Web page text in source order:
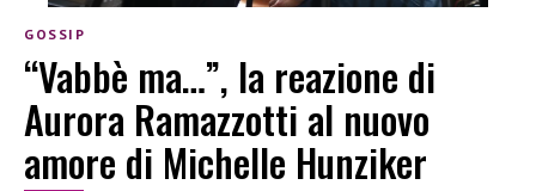
GOSSIP
“Vabbè ma…”, la reazione di
Aurora Ramazzotti al nuovo
amore di Michelle Hunziker